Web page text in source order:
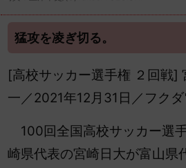
猛攻を凌ぎ切る。
[高校サッカー選手権 ２回戦]
一／2021年12月31日／フク
100回全国高校サッカー選
崎県代表の宮崎日大が富山県